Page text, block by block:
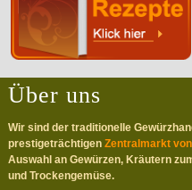
Über uns
Wir sind der traditionelle
prestigeträchtigen Zentralmarkt
Auswahl an Gewürzen, Kräutern
und Trockengemüse.